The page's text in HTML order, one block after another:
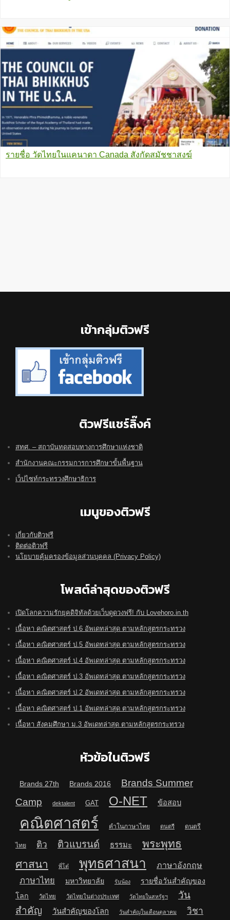
รายชื่อ วัดไทยในแคนาดา Canada สังกัดสมัชชาสงฆ์
เข้ากลุ่มติวฟรี
ติวฟรีแชร์ลิ๊งค์
สทศ. – สถาบันทดสอบทางการศึกษาแห่งชาติ
สำนักงานคณะกรรมการการศึกษาขั้นพื้นฐาน
เว็ปไซท์กระทรวงศึกษาธิการ
เมนูของติวฟรี
เกี่ยวกับติวฟรี
ติดต่อติวฟรี
นโยบายคุ้มครองข้อมูลส่วนบุคคล (Privacy Policy)
โพสต์ล่าสุดของติวฟรี
เปิดโลกความรักยุคดิจิทัลด้วยเว็บดูดวงฟรี! กับ Lovehoro.in.th
เนื้อหา คณิตศาสตร์ ป.6 อัพเดทล่าสุด ตามหลักสูตรกระทรวง
เนื้อหา คณิตศาสตร์ ป.5 อัพเดทล่าสุด ตามหลักสูตรกระทรวง
เนื้อหา คณิตศาสตร์ ป.4 อัพเดทล่าสุด ตามหลักสูตรกระทรวง
เนื้อหา คณิตศาสตร์ ป.3 อัพเดทล่าสุด ตามหลักสูตรกระทรวง
เนื้อหา คณิตศาสตร์ ป.2 อัพเดทล่าสุด ตามหลักสูตรกระทรวง
เนื้อหา คณิตศาสตร์ ป.1 อัพเดทล่าสุด ตามหลักสูตรกระทรวง
เนื้อหา สังคมศึกษา ม.3 อัพเดทล่าสุด ตามหลักสูตรกระทรวง
หัวข้อในติวฟรี
Brands 27th Brands 2016
Brands Summer
Camp
dektalent GAT O-NET ข้อสอบ
คณิตศาสตร์ คำในภาษาไทย ดนตรี ดนตรี
ไทย ติว ติวแบรนด์ ธรรมะ
พระพุทธ
ศาสนา
พี่โต๋ พุทธศาสนา ภาษาอังกฤษ
ภาษาไทย มหาวิทยาลัย รับน้อง
รายชื่อวันสำคัญของ
โลก
วัดไทย วัดไทยในต่างประเทศ วัดไทยในสหรัฐฯ
วัน
สำคัญ
วันสำคัญของโลก วันสำคัญในเดือนตุลาคม วิชา